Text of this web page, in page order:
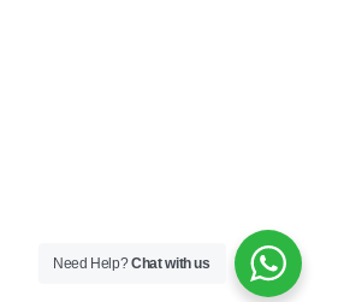
Need Help?Chat with us